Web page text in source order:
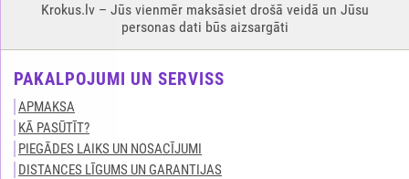
Krokus.lv – Jūs vienmēr maksāsiet drošā veidā un Jūsu
personas dati būs aizsargāti
PAKALPOJUMI UN SERVISS
APMAKSA
KĀ PASŪTĪT?
PIEGĀDES LAIKS UN NOSACĪJUMI
DISTANCES LĪGUMS UN GARANTIJAS